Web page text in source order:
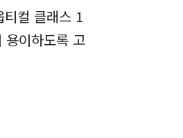
컬 클래스 1
용이하도록 고